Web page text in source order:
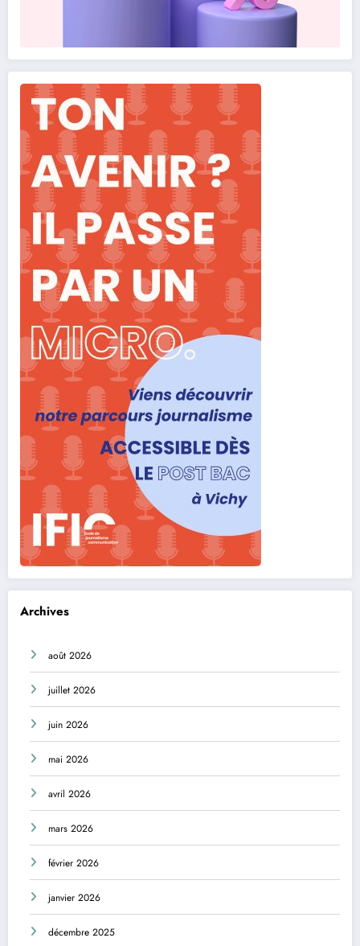
Archives
août 2026
juillet 2026
juin 2026
mai 2026
avril 2026
mars 2026
février 2026
janvier 2026
décembre 2025